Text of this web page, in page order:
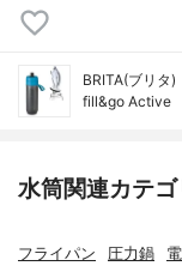
BRITA(ブリタ)
fill&go Active
水筒関連カテ
フライパン 圧力鍋